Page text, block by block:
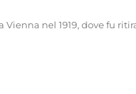
nel 1919, dove fu